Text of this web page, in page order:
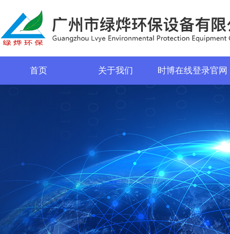
首页 关于我们 时博在线登录官网